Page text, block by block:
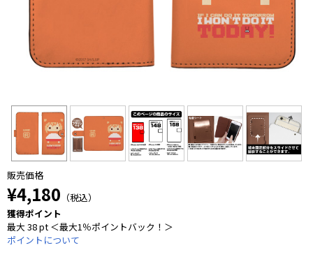
販売価格
¥4,180 （税込）
獲得ポイント
最大 38 pt ＜最大1％ポイントバック！＞
ポイントについて